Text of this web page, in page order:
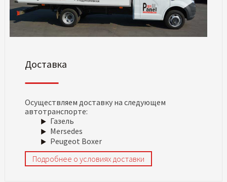
Доставка
Осуществляем доставку на следующем
автотранспорте:
Газель
Mersedes
Peugeot Boxer
Подробнее о условиях доставки